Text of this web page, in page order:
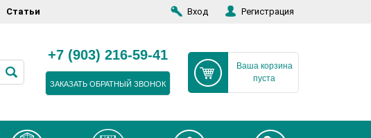
Статьи Вход Регистрация
+7 (903) 216-59-41
ЗАКАЗАТЬ ОБРАТНЫЙ ЗВОНОК
Ваша корзина
пуста